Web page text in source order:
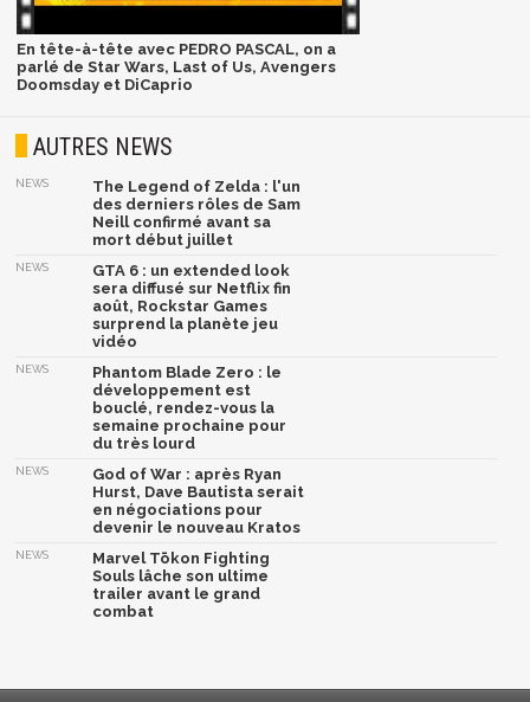
En tête-à-tête avec PEDRO PASCAL, on a
parlé de Star Wars, Last of Us, Avengers
Doomsday et DiCaprio
AUTRES NEWS
NEWS
The Legend of Zelda : l'un
des derniers rôles de Sam
Neill confirmé avant sa
mort début juillet
NEWS
GTA 6 : un extended look
sera diffusé sur Netflix fin
août, Rockstar Games
surprend la planète jeu
vidéo
NEWS
Phantom Blade Zero : le
développement est
bouclé, rendez-vous la
semaine prochaine pour
du très lourd
NEWS
God of War : après Ryan
Hurst, Dave Bautista serait
en négociations pour
devenir le nouveau Kratos
NEWS
Marvel Tōkon Fighting
Souls lâche son ultime
trailer avant le grand
combat